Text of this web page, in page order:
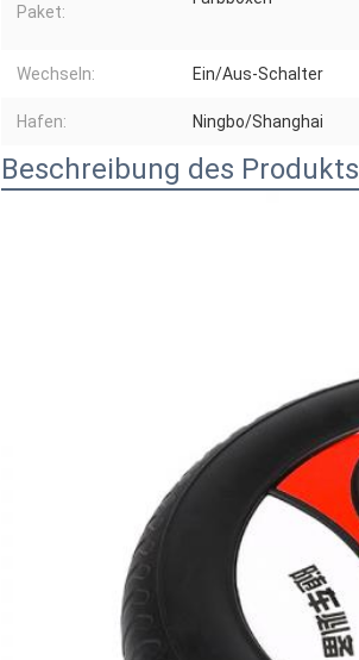
Paket:
Wechseln: Ein/Aus-Schalter
Hafen: Ningbo/Shanghai
Beschreibung des Produkts